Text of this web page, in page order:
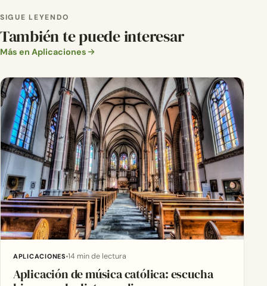
SIGUE LEYENDO
También te puede interesar
Más en Aplicaciones
APLICACIONES 14 min de lectura
Aplicación de música católica: escucha